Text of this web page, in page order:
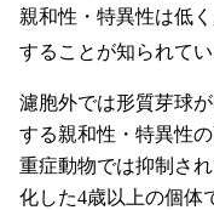
親和性・特異性は低
することが知られてい
濾胞外では形質芽球
する親和性・特異性
重症動物では抑制さ
化した4歳以上の個体